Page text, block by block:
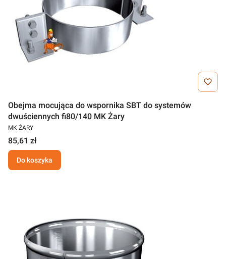
Obejma mocująca do wspornika SBT do systemów
dwuściennych fi80/140 MK Żary
MK ŻARY
85,61 zł
Do koszyka